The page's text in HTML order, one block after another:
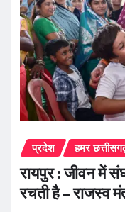
प्रदेश हमर
रायपुर : जीवन में
रचती है – राजस्व